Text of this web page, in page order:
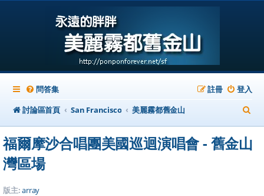
問答集 登入
註冊
討論區首頁
San Francisco 美麗霧都舊金山
尋
福爾摩沙合唱團美國巡迴演唱會 - 舊金山
灣區場
版主:array